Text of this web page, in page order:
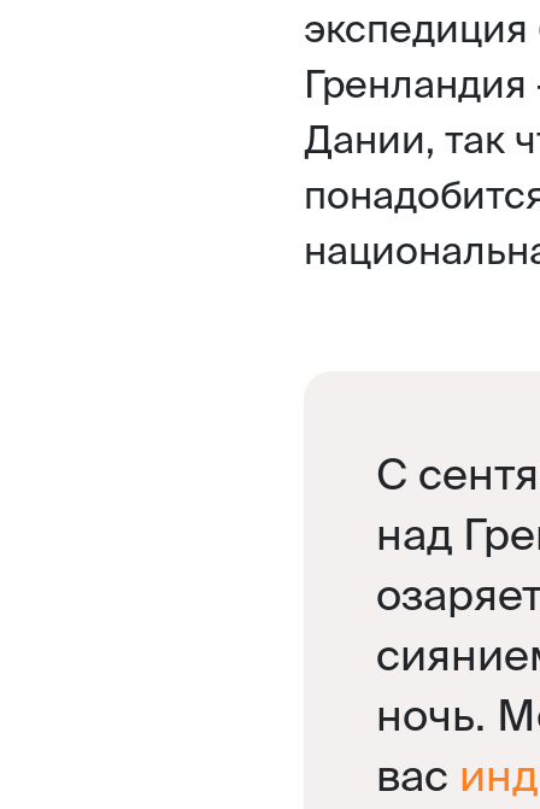
экспедиция
Дании, так
С
над
ночь.
вас